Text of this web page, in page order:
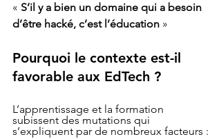
« S’il y a bien un domaine qui a besoin
d’être hacké, c’est l’éducation »
Pourquoi le contexte est-il
favorable aux EdTech ?
L’apprentissage et la formation
subissent des mutations qui
s’expliquent par de nombreux facteurs :